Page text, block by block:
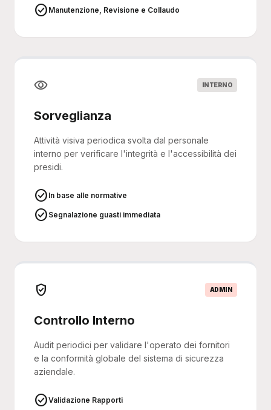
check_circle Manutenzione, Revisione e Collaudo
visibility INTERNO
Sorveglianza
Attività visiva periodica svolta dal personale
interno per verificare l'integrità e l'accessibilità dei
presidi.
check_circle In base alle normative
check_circle Segnalazione guasti immediata
verified_user ADMIN
Controllo Interno
Audit periodici per validare l'operato dei fornitori
e la conformità globale del sistema di sicurezza
aziendale.
check_circleValidazione Rapporti